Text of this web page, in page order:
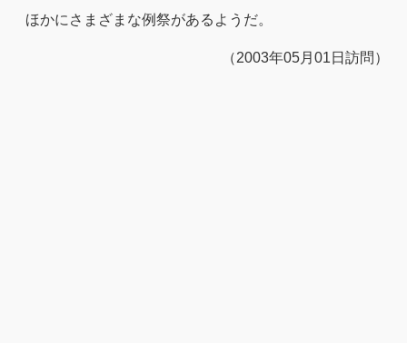
ほかにさまざまな例祭があるようだ。
（2003年05月01日訪問）